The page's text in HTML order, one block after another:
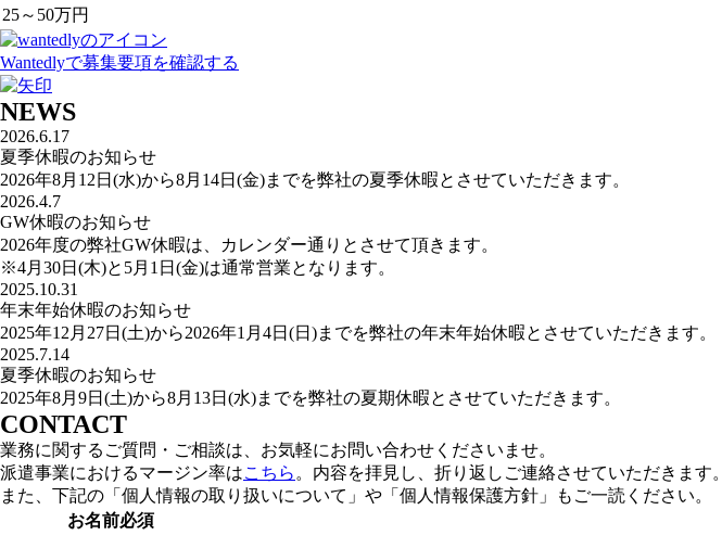
25～50万円
Wantedlyで募集要項を確認する
NEWS
2026.6.17
夏季休暇のお知らせ
2026年8月12日(水)から8月14日(金)までを弊社の夏季休暇とさせていただきます。
2026.4.7
GW休暇のお知らせ
2026年度の弊社GW休暇は、カレンダー通りとさせて頂きます。
※4月30日(木)と5月1日(金)は通常営業となります。
2025.10.31
年末年始休暇のお知らせ
2025年12月27日(土)から2026年1月4日(日)までを弊社の年末年始休暇とさせていただきます。
2025.7.14
夏季休暇のお知らせ
2025年8月9日(土)から8月13日(水)までを弊社の夏期休暇とさせていただきます。
CONTACT
業務に関するご質問・ご相談は、お気軽にお問い合わせくださいませ。
派遣事業におけるマージン率はこちら 。内容を拝見し、折り返しご連絡させていただきます。
また、下記の「個人情報の取り扱いについて」や「個人情報保護方針」もご一読ください。
お名前必須